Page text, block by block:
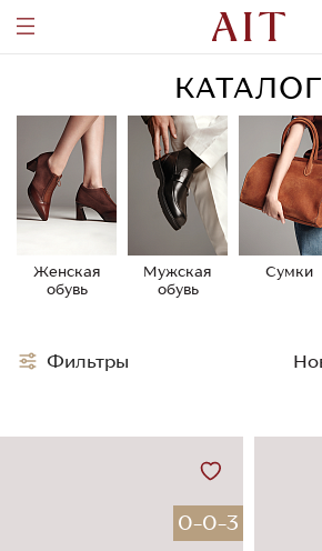
КАТАЛОГ
Женская
обувь
Мужская
обувь
Сумки
0-0-3
Фильтры